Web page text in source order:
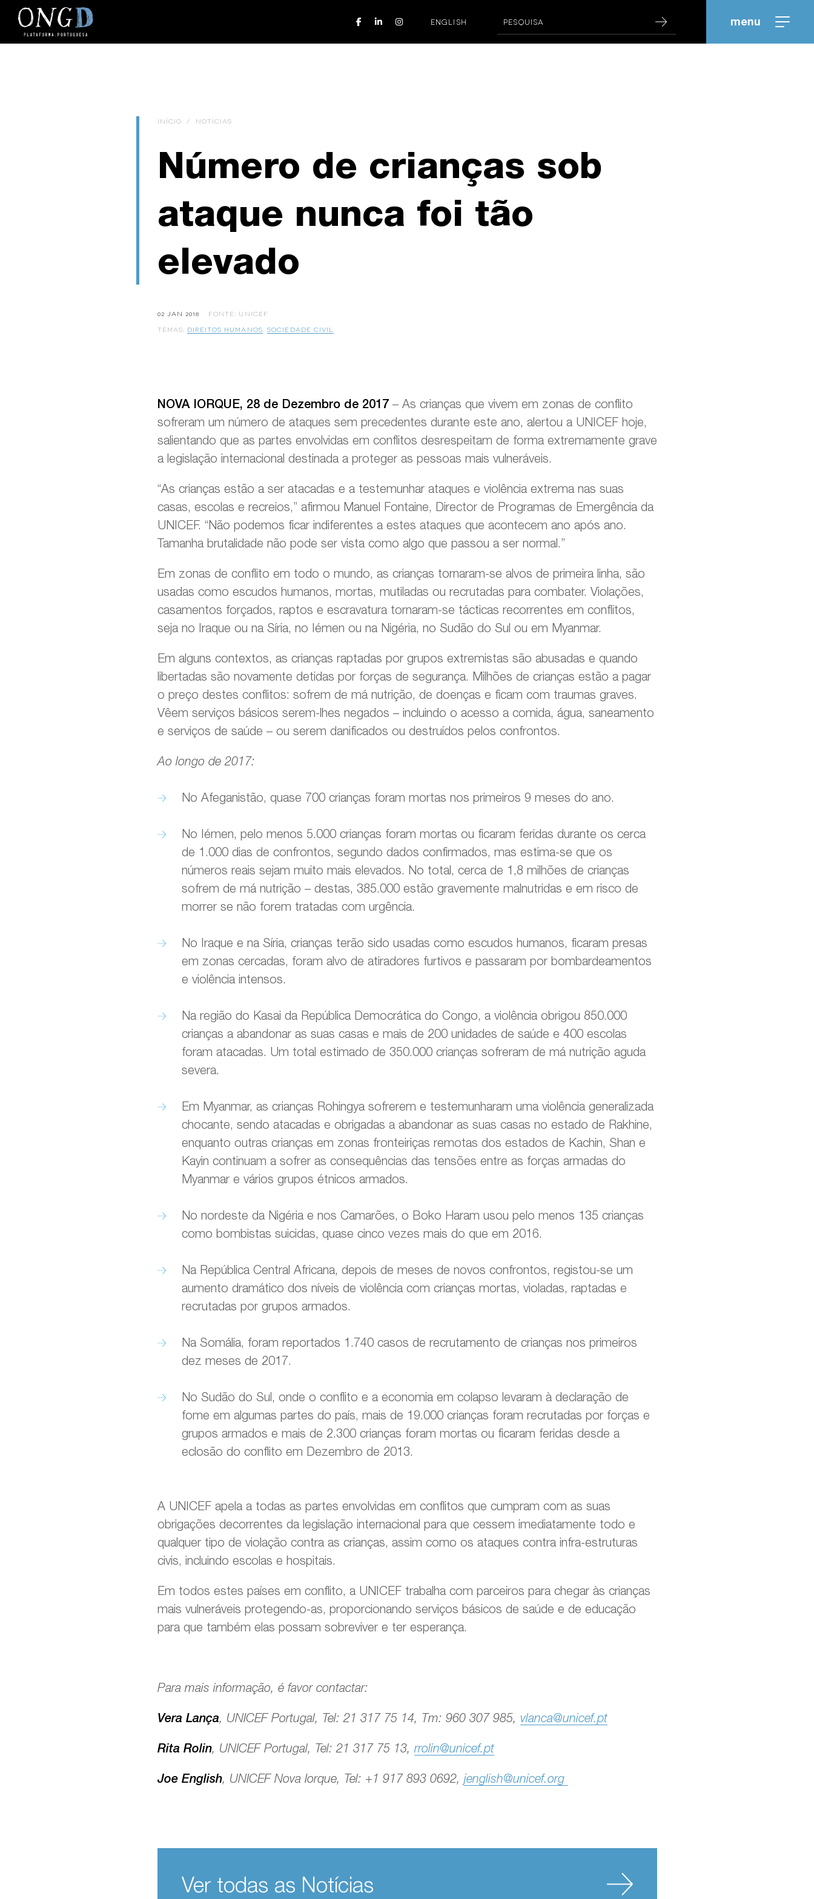
ENGLISH menu
INÍCIO / NOTÍCIAS
Número de crianças sob
ataque nunca foi tão
elevado
02 JAN 2018
FONTE: UNICEF
TEMAS: DIREITOS HUMANOS ,SOCIEDADE CIVIL
NOVA IORQUE, 28 de Dezembro de 2017– As crianças que vivem em zonas de conflito
sofreram um número de ataques sem precedentes durante este ano, alertou a UNICEF hoje,
salientando que as partes envolvidas em conflitos desrespeitam de forma extremamente grave
a legislação internacional destinada a proteger as pessoas mais vulneráveis.
“As crianças estão a ser atacadas e a testemunhar ataques e violência extrema nas suas
casas, escolas e recreios,” afirmou Manuel Fontaine, Director de Programas de Emergência da
UNICEF. “Não podemos ficar indiferentes a estes ataques que acontecem ano após ano.
Tamanha brutalidade não pode ser vista como algo que passou a ser normal.”
Em zonas de conflito em todo o mundo, as crianças tornaram-se alvos de primeira linha, são
usadas como escudos humanos, mortas, mutiladas ou recrutadas para combater. Violações,
casamentos forçados, raptos e escravatura tornaram-se tácticas recorrentes em conflitos,
seja no Iraque ou na Síria, no Iémen ou na Nigéria, no Sudão do Sul ou em Myanmar.
Em alguns contextos, as crianças raptadas por grupos extremistas são abusadas e quando
libertadas são novamente detidas por forças de segurança. Milhões de crianças estão a pagar
o preço destes conflitos: sofrem de má nutrição, de doenças e ficam com traumas graves.
Vêem serviços básicos serem-lhes negados – incluindo o acesso a comida, água, saneamento
e serviços de saúde – ou serem danificados ou destruídos pelos confrontos.
Ao longo de 2017:
No Afeganistão, quase 700 crianças foram mortas nos primeiros 9 meses do ano.
No Iémen, pelo menos 5.000 crianças foram mortas ou ficaram feridas durante os cerca
de 1.000 dias de confrontos, segundo dados confirmados, mas estima-se que os
números reais sejam muito mais elevados. No total, cerca de 1,8 milhões de crianças
sofrem de má nutrição – destas, 385.000 estão gravemente malnutridas e em risco de
morrer se não forem tratadas com urgência.
No Iraque e na Síria, crianças terão sido usadas como escudos humanos, ficaram presas
em zonas cercadas, foram alvo de atiradores furtivos e passaram por bombardeamentos
e violência intensos.
Na região do Kasai da República Democrática do Congo, a violência obrigou 850.000
crianças a abandonar as suas casas e mais de 200 unidades de saúde e 400 escolas
foram atacadas. Um total estimado de 350.000 crianças sofreram de má nutrição aguda
severa.
Em Myanmar, as crianças Rohingya sofrerem e testemunharam uma violência generalizada
chocante, sendo atacadas e obrigadas a abandonar as suas casas no estado de Rakhine,
enquanto outras crianças em zonas fronteiriças remotas dos estados de Kachin, Shan e
Kayin continuam a sofrer as consequências das tensões entre as forças armadas do
Myanmar e vários grupos étnicos armados.
No nordeste da Nigéria e nos Camarões, o Boko Haram usou pelo menos 135 crianças
como bombistas suicidas, quase cinco vezes mais do que em 2016.
Na República Central Africana, depois de meses de novos confrontos, registou-se um
aumento dramático dos níveis de violência com crianças mortas, violadas, raptadas e
recrutadas por grupos armados.
Na Somália, foram reportados 1.740 casos de recrutamento de crianças nos primeiros
dez meses de 2017.
No Sudão do Sul, onde o conflito e a economia em colapso levaram à declaração de
fome em algumas partes do país, mais de 19.000 crianças foram recrutadas por forças e
grupos armados e mais de 2.300 crianças foram mortas ou ficaram feridas desde a
eclosão do conflito em Dezembro de 2013.
A UNICEF apela a todas as partes envolvidas em conflitos que cumpram com as suas
obrigações decorrentes da legislação internacional para que cessem imediatamente todo e
qualquer tipo de violação contra as crianças, assim como os ataques contra infra-estruturas
civis, incluindo escolas e hospitais.
Em todos estes países em conflito, a UNICEF trabalha com parceiros para chegar às crianças
mais vulneráveis protegendo-as, proporcionando serviços básicos de saúde e de educação
para que também elas possam sobreviver e ter esperança.
Para mais informação, é favor contactar:
Vera Lança, UNICEF Portugal, Tel: 21 317 75 14, Tm: 960 307 985, vlanca@unicef.pt
Rita Rolin, UNICEF Portugal, Tel: 21 317 75 13, rrolin@unicef.pt
Joe English, UNICEF Nova Iorque, Tel: +1 917 893 0692, jenglish@unicef.org
Ver todas as Notícias